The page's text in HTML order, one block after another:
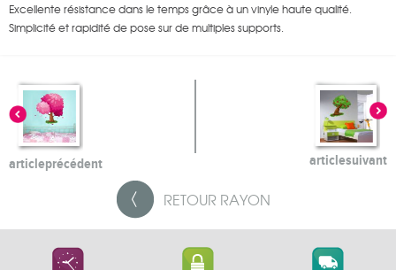
Excellente résistance dans le temps grâce à un vinyle haute qualité.
Simplicité et rapidité de pose sur de multiples supports.
articleprécédent articlesuivant
RETOUR RAYON